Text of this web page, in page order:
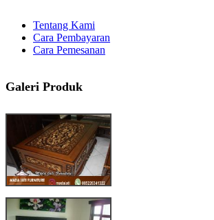
Tentang Kami
Cara Pembayaran
Cara Pemesanan
Galeri Produk